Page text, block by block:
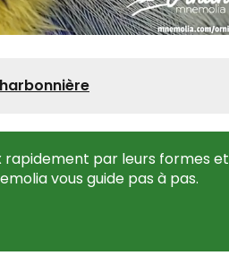
rapidement par leurs formes et
vous guide pas à pas.